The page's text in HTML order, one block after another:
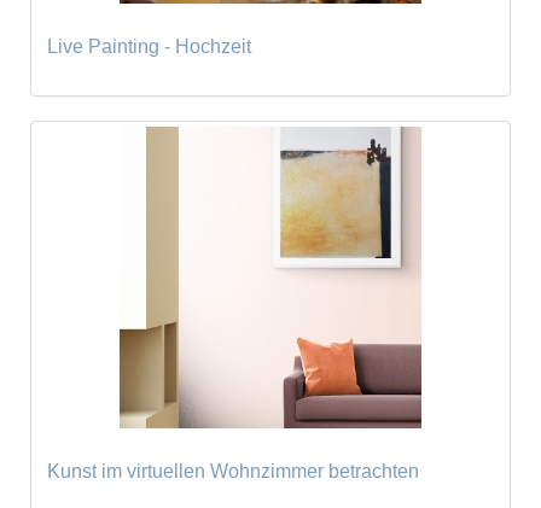
Live Painting - Hochzeit
Kunst im virtuellen Wohnzimmer betrachten